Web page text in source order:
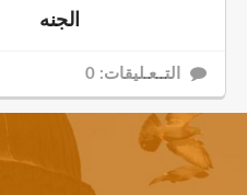
الجنه
التــعـليقات: 0